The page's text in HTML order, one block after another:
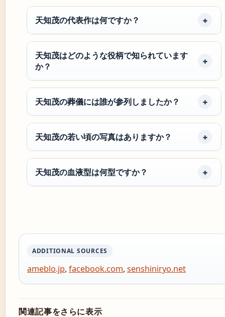
天知茂の代表作は何ですか？
天知茂はどのような役柄で知られています
か？
天知茂の葬儀には誰が参列しましたか？
天知茂の若い頃の写真はありますか？
天知茂の血液型は何型ですか？
ADDITIONAL SOURCES
ameblo.jp, facebook.com, senshiniryo.net
関連記事をさらに表示